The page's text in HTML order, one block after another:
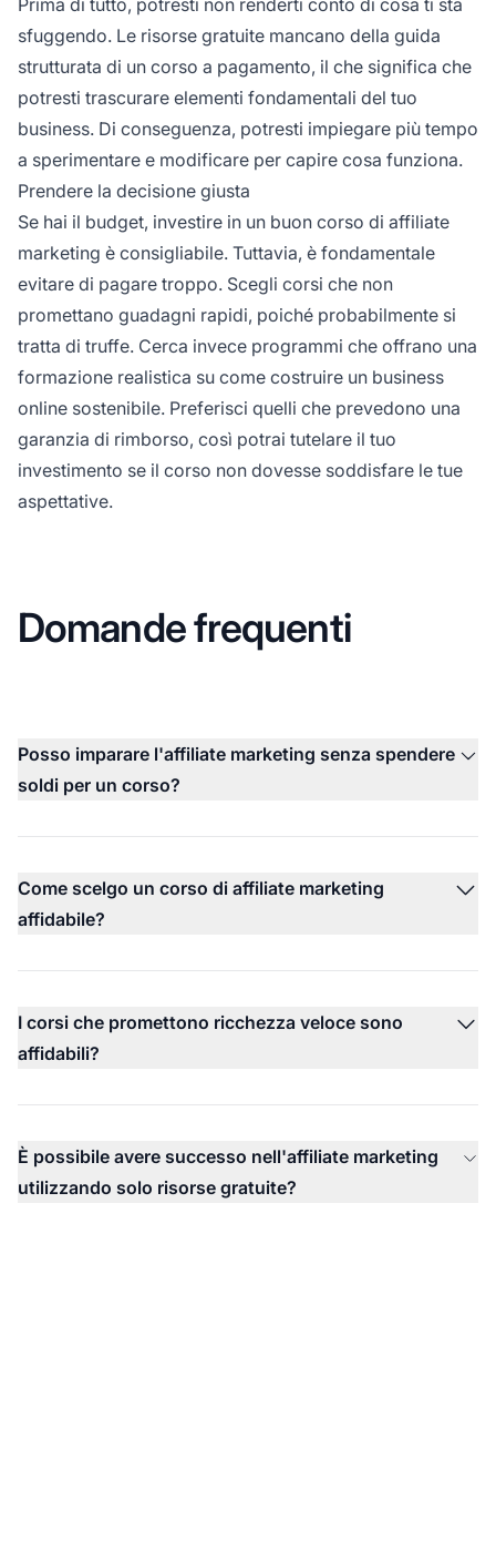
sfuggendo. Le risorse gratuite mancano della guida
strutturata di un corso a pagamento, il che significa che
potresti trascurare elementi fondamentali del tuo
business. Di conseguenza, potresti impiegare più tempo
a sperimentare e modificare per capire cosa funziona.
Prendere la decisione giusta
Se hai il budget, investire in un buon corso di affiliate
marketing è consigliabile. Tuttavia, è fondamentale
evitare di pagare troppo. Scegli corsi che non
promettano guadagni rapidi, poiché probabilmente si
tratta di truffe. Cerca invece programmi che offrano una
formazione realistica su come costruire un business
online sostenibile. Preferisci quelli che prevedono una
garanzia di rimborso, così potrai tutelare il tuo
investimento se il corso non dovesse soddisfare le tue
aspettative.
Domande frequenti
Posso imparare l'affiliate marketing senza spendere
soldi per un corso?
Come scelgo un corso di affiliate marketing
affidabile?
I corsi che promettono ricchezza veloce sono
affidabili?
È possibile avere successo nell'affiliate marketing
utilizzando solo risorse gratuite?